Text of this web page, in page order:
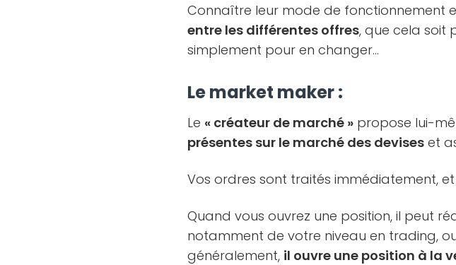
Connaître leur mode de fonctionnement
entre les différentes offres, que cela soit
simplement pour en changer…
Le market maker :
Le « créateur de marché » propose lui-
présentes sur le marché des devises et
Vos ordres sont traités immédiatement,
Quand vous ouvrez une position, il peut
notamment de votre niveau en trading,
généralement, il ouvre une position à la